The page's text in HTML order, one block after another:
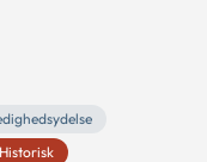
Historisk